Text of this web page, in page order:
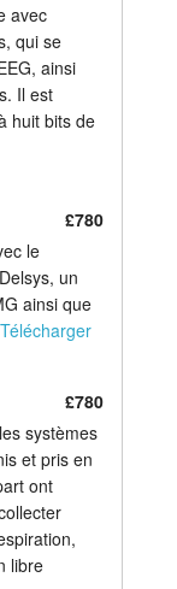
avec
qui se
ainsi
Il est
huit bits de
£780
le
un
ainsi que
Télécharger
£780
systèmes
et pris en
ont
libre